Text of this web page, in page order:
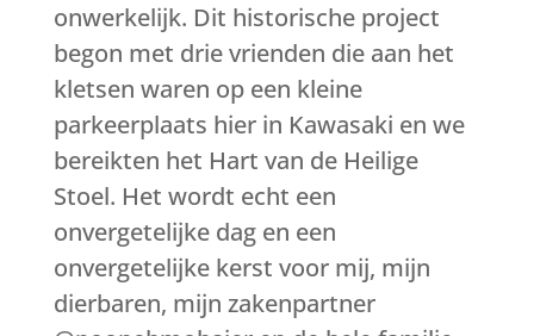
onwerkelijk. Dit historische project
begon met drie vrienden die aan het
kletsen waren op een kleine
parkeerplaats hier in Kawasaki en we
bereikten het Hart van de Heilige
Stoel. Het wordt echt een
onvergetelijke dag en een
onvergetelijke kerst voor mij, mijn
dierbaren, mijn zakenpartner